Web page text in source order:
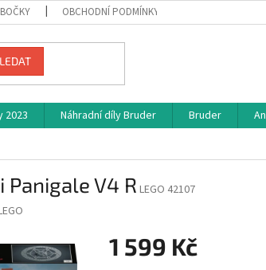
OBCHODNÍ PODMÍNKY
2023 Náhradní díly Bruder Bruder
Panigale V4 R LEGO 42107
1 599 Kč